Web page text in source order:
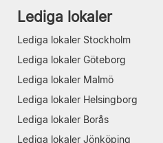
Lediga lokaler
Lediga lokaler Stockholm
Lediga lokaler Göteborg
Lediga lokaler Malmö
Lediga lokaler Helsingborg
Lediga lokaler Borås
Lediga lokaler Jönköping